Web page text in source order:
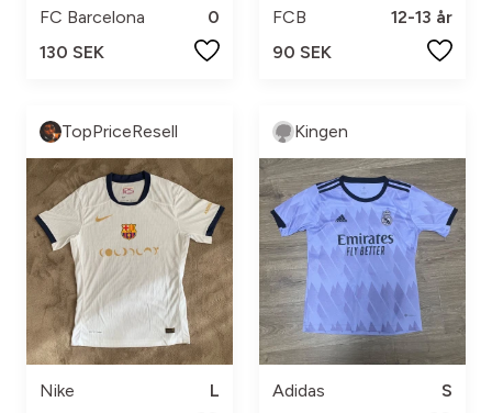
FC Barcelona
0
130 SEK
FCB
12-13 år
90 SEK
TopPriceResell
Nike
L
Kingen
Adidas
S